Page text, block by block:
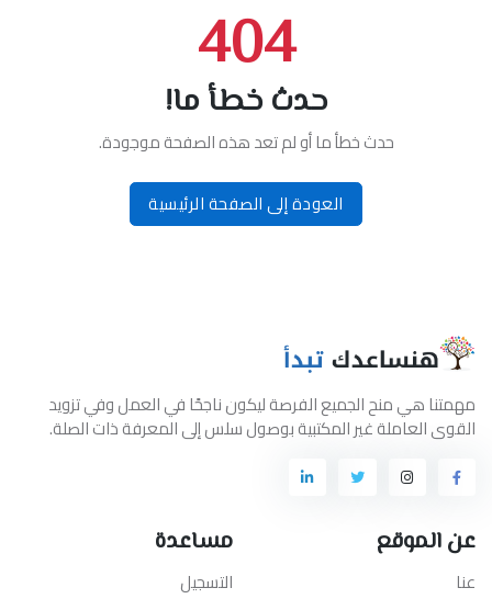
404
حدث خطأ ما!
حدث خطأ ما أو لم تعد هذه الصفحة موجودة.
العودة إلى الصفحة الرئيسية
مهمتنا هي منح الجميع الفرصة ليكون ناجحًا في العمل وفي تزويد
القوى العاملة غير المكتبية بوصول سلس إلى المعرفة ذات الصلة.
عن الموقع
عنا
مساعدة
التسجيل